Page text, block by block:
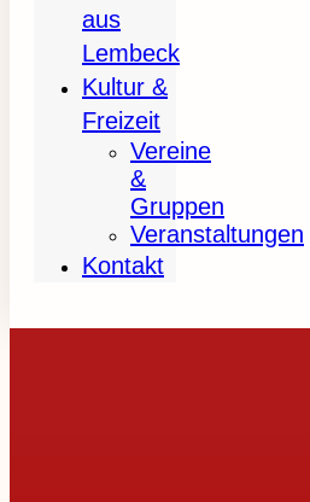
aus
Lembeck
Kultur &
Freizeit
Vereine
&
Gruppen
Veranstaltungen
Kontakt